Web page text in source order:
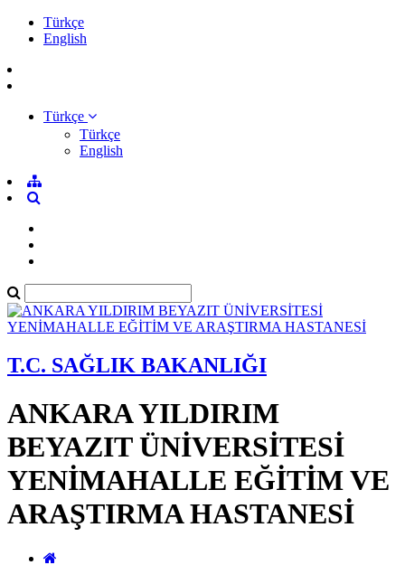
Türkçe
English
Türkçe
Türkçe
English
T.C. SAĞLIK BAKANLIĞI
ANKARA YILDIRIM
BEYAZIT ÜNİVERSİTESİ
YENİMAHALLE EĞİTİM VE
ARAŞTIRMA HASTANESİ